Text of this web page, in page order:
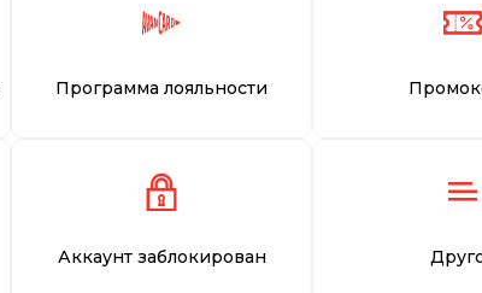
Программа лояльности
Аккаунт заблокирован